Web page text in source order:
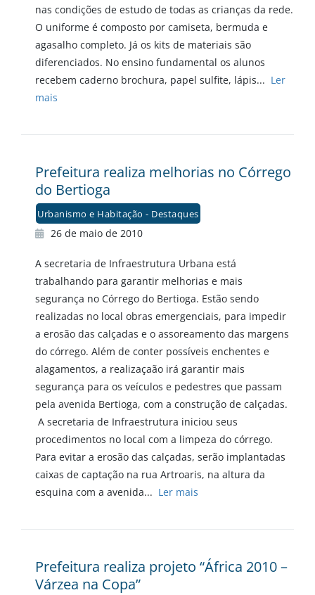
nas condições de estudo de todas as crianças da rede.
O uniforme é composto por camiseta, bermuda e
agasalho completo. Já os kits de materiais são
diferenciados. No ensino fundamental os alunos
recebem caderno brochura, papel sulfite, lápis... Ler
mais
Prefeitura realiza melhorias no Córrego
do Bertioga
Urbanismo e Habitação - Destaques
26 de maio de 2010
A secretaria de Infraestrutura Urbana está
trabalhando para garantir melhorias e mais
segurança no Córrego do Bertioga. Estão sendo
realizadas no local obras emergenciais, para impedir
a erosão das calçadas e o assoreamento das margens
do córrego. Além de conter possíveis enchentes e
alagamentos, a realizaçaão irá garantir mais
segurança para os veículos e pedestres que passam
pela avenida Bertioga, com a construção de calçadas.
A secretaria de Infraestrutura iniciou seus
procedimentos no local com a limpeza do córrego.
Para evitar a erosão das calçadas, serão implantadas
caixas de captação na rua Artroaris, na altura da
esquina com a avenida... Ler mais
Prefeitura realiza projeto “África 2010 –
Várzea na Copa”